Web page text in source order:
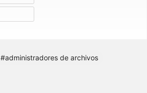
#administradores de archivos